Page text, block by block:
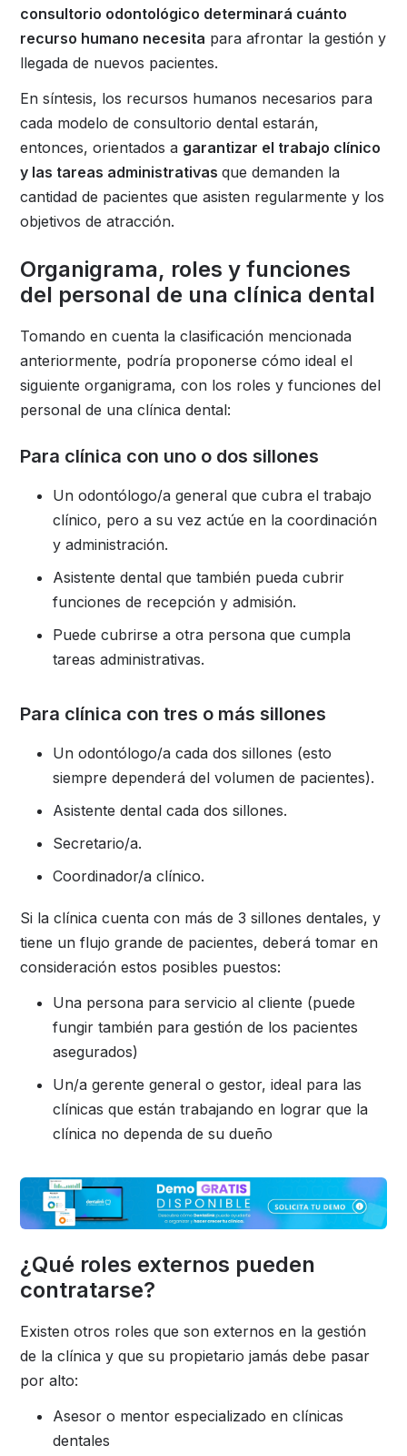
consultorio odontológico determinará cuánto
recurso humano necesita para afrontar la gestión y
llegada de nuevos pacientes.
En síntesis, los recursos humanos necesarios para
cada modelo de consultorio dental estarán,
entonces, orientados a garantizar el trabajo clínico
y las tareas administrativasque demanden la
cantidad de pacientes que asisten regularmente y los
objetivos de atracción.
Organigrama, roles y funciones
del personal de una clínica dental
Tomando en cuenta la clasificación mencionada
anteriormente, podría proponerse cómo ideal el
siguiente organigrama, con los roles y funciones del
personal de una clínica dental:
Para clínica con uno o dos sillones
Un odontólogo/a general que cubra el trabajo
clínico, pero a su vez actúe en la coordinación
y administración.
Asistente dental que también pueda cubrir
funciones de recepción y admisión.
Puede cubrirse a otra persona que cumpla
tareas administrativas.
Para clínica con tres o más sillones
Un odontólogo/a cada dos sillones (esto
siempre dependerá del volumen de pacientes).
Asistente dental cada dos sillones.
Secretario/a.
Coordinador/a clínico.
Si la clínica cuenta con más de 3 sillones dentales, y
tiene un flujo grande de pacientes, deberá tomar en
consideración estos posibles puestos:
Una persona para servicio al cliente (puede
fungir también para gestión de los pacientes
asegurados)
Un/a gerente general o gestor, ideal para las
clínicas que están trabajando en lograr que la
clínica no dependa de su dueño
¿Qué roles externos pueden
contratarse?
Existen otros roles que son externos en la gestión
de la clínica y que su propietario jamás debe pasar
por alto:
Asesor o mentor especializado en clínicas
dentales